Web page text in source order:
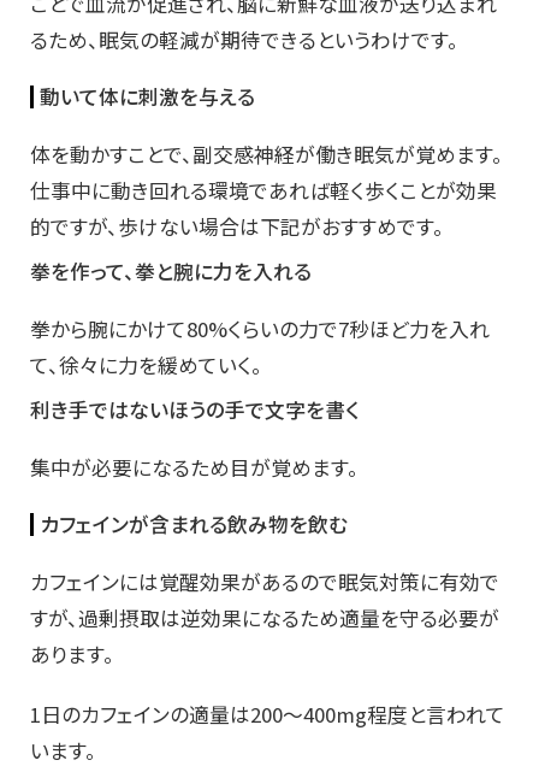
るため、眠気の軽減が期待できるというわけです。
動いて体に刺激を与える
体を動かすことで、副交感神経が働き眠気が覚めます。
仕事中に動き回れる環境であれば軽く歩くことが効果
的ですが、歩けない場合は下記がおすすめです。
拳を作って、拳と腕に力を入れる
拳から腕にかけて80%くらいの力で7秒ほど力を入れ
て、徐々に力を緩めていく。
利き手ではないほうの手で文字を書く
集中が必要になるため目が覚めます。
カフェインが含まれる飲み物を飲む
カフェインには覚醒効果があるので眠気対策に有効で
すが、過剰摂取は逆効果になるため適量を守る必要が
あります。
1日のカフェインの適量は200〜400mg程度と言われて
います。